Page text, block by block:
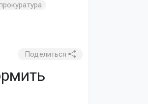
Поделиться